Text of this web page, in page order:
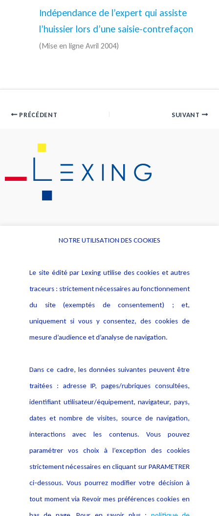
Indépendance de l’expert qui assiste
l’huissier lors d’une saisie-contrefaçon
(Mise en ligne Avril 2004)
PRÉCÉDENT SUIVANT
Alerte professionnelle
Déclaration d'accessibilité
Notice Légale
Politique de protection des
données
Publications
NOTRE UTILISATION DES COOKIES
Le site édité par Lexing utilise des cookies et autres
traceurs : strictement nécessaires au fonctionnement
du site (exemptés de consentement) ; et,
uniquement si vous y consentez, des cookies de
mesure d’audience et d’analyse de navigation.
Dans ce cadre, les données suivantes peuvent être
traitées : adresse IP, pages/rubriques consultées,
identifiant utilisateur/équipement, navigateur, pays,
dates et nombre de visites, source de navigation,
interactions avec les contenus. Vous pouvez
paramétrer vos choix à l’exception des cookies
strictement nécessaires en cliquant sur PARAMETRER
ci-dessous. Vous pourrez modifier votre décision à
tout moment via Revoir mes préférences cookies en